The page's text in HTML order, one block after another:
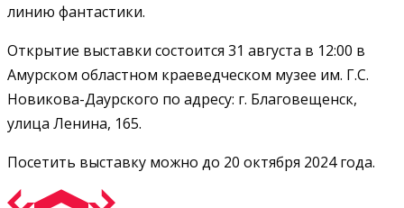
линию фантастики.
Открытие выставки состоится 31 августа в 12:00 в
Амурском областном краеведческом музее им. Г.С.
Новикова-Даурского по адресу: г. Благовещенск,
улица Ленина, 165.
Посетить выставку можно до 20 октября 2024 года.